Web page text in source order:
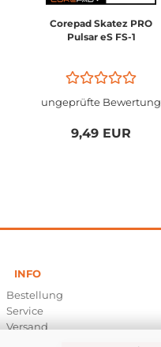
Corepad Skatez PRO
Pulsar eS FS-1
ungeprüfte Bewertung
9,49 EUR
INFO
Bestellung
Service
Versand